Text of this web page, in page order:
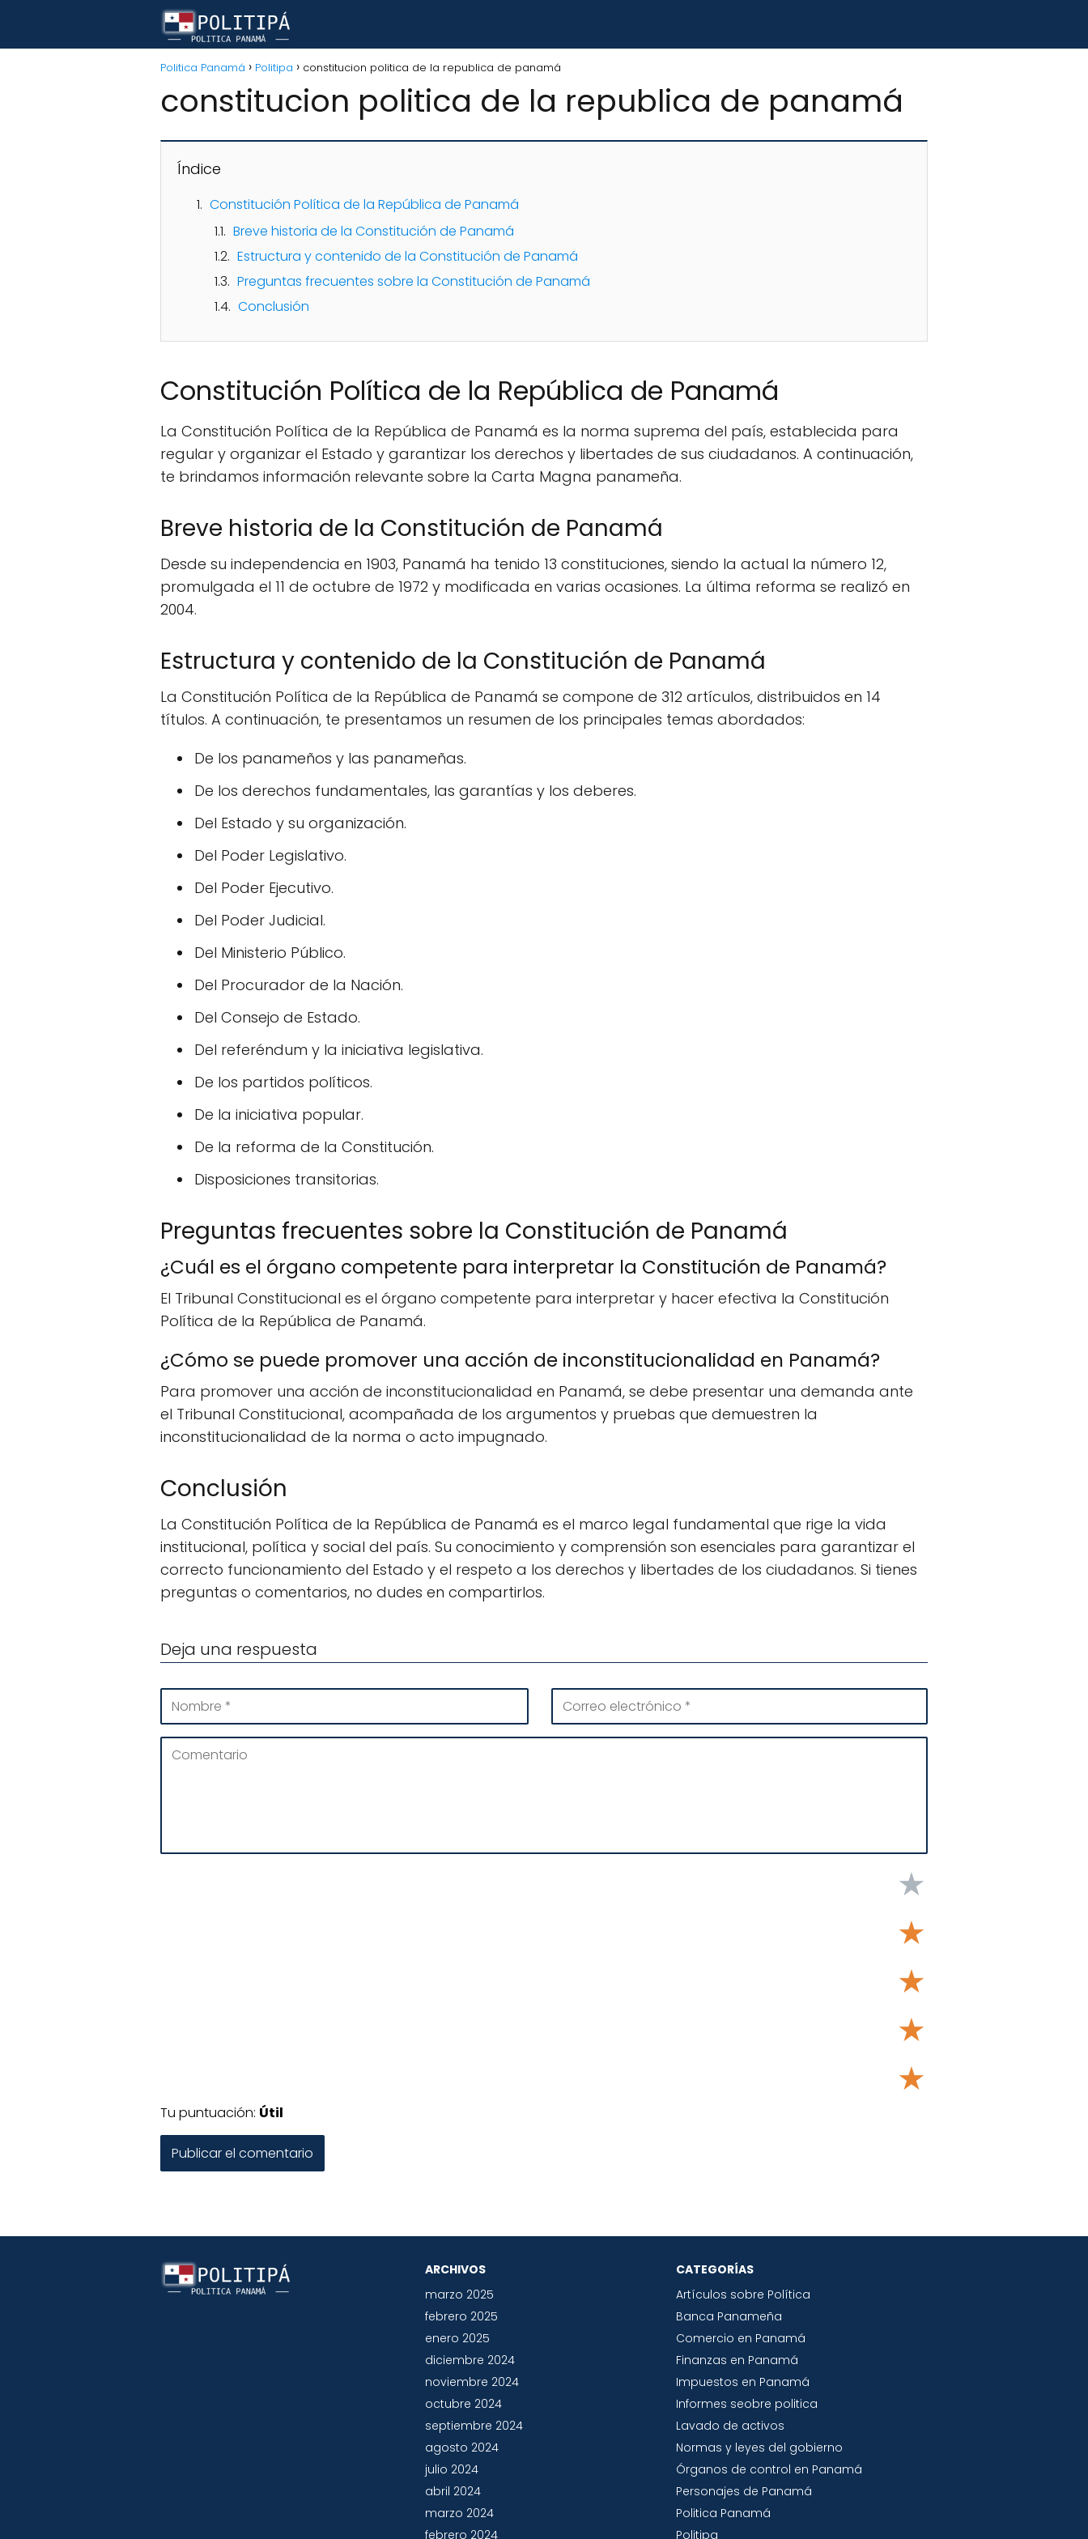
Politica Panamá Politipa constitucion politica de la republica de panamá
constitucion politica de la republica de panamá
Índice
Constitución Política de la República de Panamá
Breve historia de la Constitución de Panamá
Estructura y contenido de la Constitución de Panamá
Preguntas frecuentes sobre la Constitución de Panamá
Conclusión
Constitución Política de la República de Panamá
La Constitución Política de la República de Panamá es la norma suprema del país, establecida para
regular y organizar el Estado y garantizar los derechos y libertades de sus ciudadanos. A continuación,
te brindamos información relevante sobre la Carta Magna panameña.
Breve historia de la Constitución de Panamá
Desde su independencia en 1903, Panamá ha tenido 13 constituciones, siendo la actual la número 12,
promulgada el 11 de octubre de 1972 y modificada en varias ocasiones. La última reforma se realizó en
2004.
Estructura y contenido de la Constitución de Panamá
La Constitución Política de la República de Panamá se compone de 312 artículos, distribuidos en 14
títulos. A continuación, te presentamos un resumen de los principales temas abordados:
De los panameños y las panameñas.
De los derechos fundamentales, las garantías y los deberes.
Del Estado y su organización.
Del Poder Legislativo.
Del Poder Ejecutivo.
Del Poder Judicial.
Del Ministerio Público.
Del Procurador de la Nación.
Del Consejo de Estado.
Del referéndum y la iniciativa legislativa.
De los partidos políticos.
De la iniciativa popular.
De la reforma de la Constitución.
Disposiciones transitorias.
Preguntas frecuentes sobre la Constitución de Panamá
¿Cuál es el órgano competente para interpretar la Constitución de Panamá?
El Tribunal Constitucional es el órgano competente para interpretar y hacer efectiva la Constitución
Política de la República de Panamá.
¿Cómo se puede promover una acción de inconstitucionalidad en Panamá?
Para promover una acción de inconstitucionalidad en Panamá, se debe presentar una demanda ante
el Tribunal Constitucional, acompañada de los argumentos y pruebas que demuestren la
inconstitucionalidad de la norma o acto impugnado.
Conclusión
La Constitución Política de la República de Panamá es el marco legal fundamental que rige la vida
institucional, política y social del país. Su conocimiento y comprensión son esenciales para garantizar el
correcto funcionamiento del Estado y el respeto a los derechos y libertades de los ciudadanos. Si tienes
preguntas o comentarios, no dudes en compartirlos.
Deja una respuesta
★
★
★
★
★
Tu puntuación: Útil
ARCHIVOS
marzo 2025
febrero 2025
enero 2025
diciembre 2024
noviembre 2024
octubre 2024
septiembre 2024
agosto 2024
julio 2024
abril 2024
marzo 2024
febrero 2024
CATEGORÍAS
Artículos sobre Política
Banca Panameña
Comercio en Panamá
Finanzas en Panamá
Impuestos en Panamá
Informes seobre politica
Lavado de activos
Normas y leyes del gobierno
Órganos de control en Panamá
Personajes de Panamá
Politica Panamá
Politipa